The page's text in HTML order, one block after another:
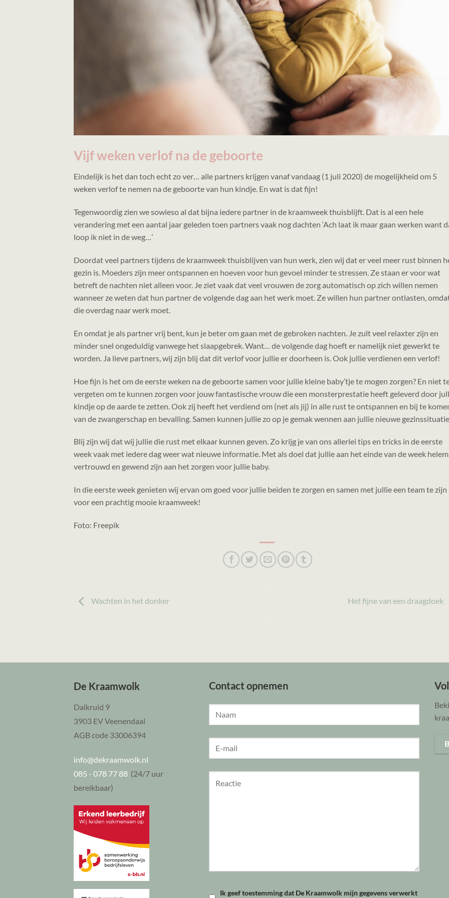
Vijf weken verlof na de geboorte
Eindelijk is het dan toch echt zo ver… alle partners krijgen vanaf vandaag (1 juli 2020) de mogelijkheid om 5
weken verlof te nemen na de geboorte van hun kindje. En wat is dat fijn!
Tegenwoordig zien we sowieso al dat bijna iedere partner in de kraamweek thuisblijft. Dat is al een hele
verandering met een aantal jaar geleden toen partners vaak nog dachten ‘Ach laat ik maar gaan werken want
loop ik niet in de weg…’
Doordat veel partners tijdens de kraamweek thuisblijven van hun werk, zien wij dat er veel meer rust binnen
gezin is. Moeders zijn meer ontspannen en hoeven voor hun gevoel minder te stressen. Ze staan er voor wat
betreft de nachten niet alleen voor. Je ziet vaak dat veel vrouwen de zorg automatisch op zich willen nemen
wanneer ze weten dat hun partner de volgende dag aan het werk moet. Ze willen hun partner ontlasten,
die overdag naar werk moet.
En omdat je als partner vrij bent, kun je beter om gaan met de gebroken nachten. Je zult veel relaxter zijn en
minder snel ongeduldig vanwege het slaapgebrek. Want… de volgende dag hoeft er namelijk niet gewerkt te
worden. Ja lieve partners, wij zijn blij dat dit verlof voor jullie er doorheen is. Ook jullie verdienen een verlof!
Hoe fijn is het om de eerste weken na de geboorte samen voor jullie kleine baby’tje te mogen zorgen? En niet
vergeten om te kunnen zorgen voor jouw fantastische vrouw die een monsterprestatie heeft geleverd door
kindje op de aarde te zetten. Ook zij heeft het verdiend om (net als jij) in alle rust te ontspannen en bij te
van de zwangerschap en bevalling. Samen kunnen jullie zo op je gemak wennen aan jullie nieuwe
Blij zijn wij dat wij jullie die rust met elkaar kunnen geven. Zo krijg je van ons allerlei tips en tricks in de eerste
week vaak met iedere dag weer wat nieuwe informatie. Met als doel dat jullie aan het einde van de week
vertrouwd en gewend zijn aan het zorgen voor jullie baby.
In die eerste week genieten wij ervan om goed voor jullie beiden te zorgen en samen met jullie een team te zijn
voor een prachtig mooie kraamweek!
Foto: Freepik
Wachten in het donker Het fijne van een draagdoek
De Kraamwolk
Dalkruid 9
3903 EV Veenendaal
AGB code 33006394
info@dekraamwolk.nl
085 - 078 77 88 (24/7 uur
bereikbaar)
Contact opnemen
Ik geef toestemming dat De Kraamwolk mijn gegevens verwerkt